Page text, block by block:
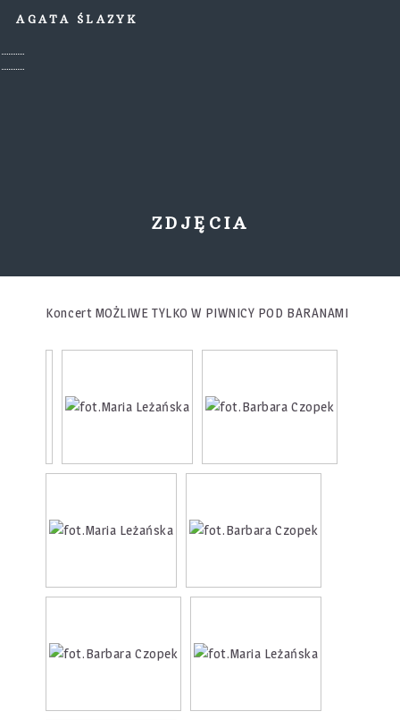
AGATA ŚLAZYK
ZDJĘCIA
Koncert MOŻLIWE TYLKO W PIWNICY POD BARANAMI